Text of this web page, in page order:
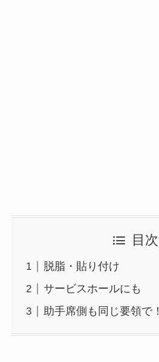
目次
脱脂・貼り付け
サービスホールにも
助手席側も同じ要領で！